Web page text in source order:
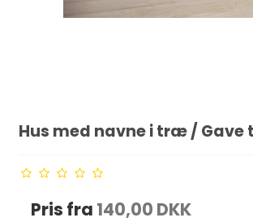
Hus med navne i træ / Gave
Pris fra 140,00 DKK